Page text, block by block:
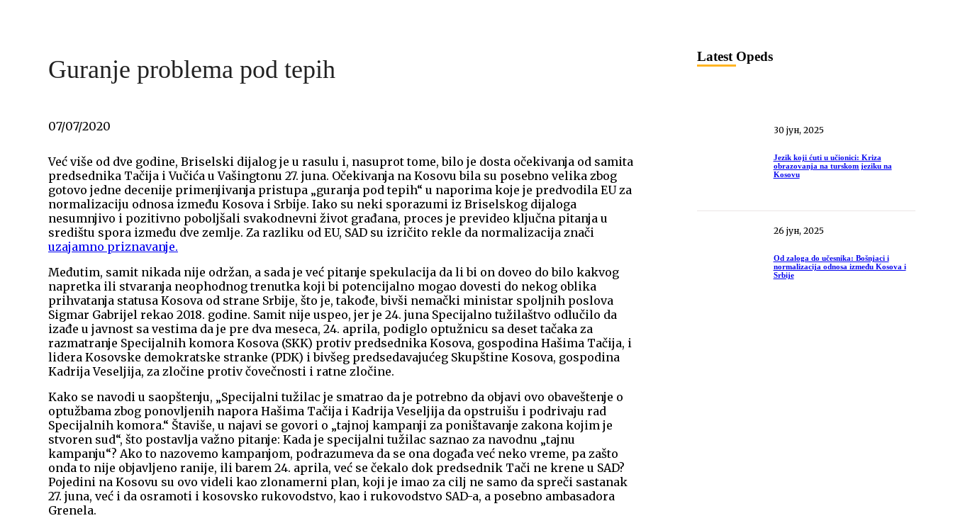
Guranje problema pod tepih
07/07/2020
Već više od dve godine, Briselski dijalog je u rasulu i, nasuprot tome, bilo je dosta očekivanja od samita
predsednika Tačija i Vučića u Vašingtonu 27. juna. Očekivanja na Kosovu bila su posebno velika zbog
gotovo jedne decenije primenjivanja pristupa „guranja pod tepih“ u naporima koje je predvodila EU za
normalizaciju odnosa između Kosova i Srbije. Iako su neki sporazumi iz Briselskog dijaloga
nesumnjivo i pozitivno poboljšali svakodnevni život građana, proces je prevideo ključna pitanja u
središtu spora između dve zemlje. Za razliku od EU, SAD su izričito rekle da normalizacija znači
uzajamno priznavanje.
Međutim, samit nikada nije održan, a sada je već pitanje spekulacija da li bi on doveo do bilo kakvog
napretka ili stvaranja neophodnog trenutka koji bi potencijalno mogao dovesti do nekog oblika
prihvatanja statusa Kosova od strane Srbije, što je, takođe, bivši nemački ministar spoljnih poslova
Sigmar Gabrijel rekao 2018. godine. Samit nije uspeo, jer je 24. juna Specijalno tužilaštvo odlučilo da
izađe u javnost sa vestima da je pre dva meseca, 24. aprila, podiglo optužnicu sa deset tačaka za
razmatranje Specijalnih komora Kosova (SKK) protiv predsednika Kosova, gospodina Hašima Tačija, i
lidera Kosovske demokratske stranke (PDK) i bivšeg predsedavajućeg Skupštine Kosova, gospodina
Kadrija Veseljija, za zločine protiv čovečnosti i ratne zločine.
Kako se navodi u saopštenju, „Specijalni tužilac je smatrao da je potrebno da objavi ovo obaveštenje o
optužbama zbog ponovljenih napora Hašima Tačija i Kadrija Veseljija da opstruišu i podrivaju rad
Specijalnih komora.“ Štaviše, u najavi se govori o „tajnoj kampanji za poništavanje zakona kojim je
stvoren sud“, što postavlja važno pitanje: Kada je specijalni tužilac saznao za navodnu „tajnu
kampanju“? Ako to nazovemo kampanjom, podrazumeva da se ona događa već neko vreme, pa zašto
onda to nije objavljeno ranije, ili barem 24. aprila, već se čekalo dok predsednik Tači ne krene u SAD?
Pojedini na Kosovu su ovo videli kao zlonamerni plan, koji je imao za cilj ne samo da spreči sastanak
27. juna, već i da osramoti i kosovsko rukovodstvo, kao i rukovodstvo SAD-a, a posebno ambasadora
Grenela.
Latest Opeds
30 јун, 2025
Jezik koji ćuti u učionici: Kriza
obrazovanja na turskom jeziku na
Kosovu
26 јун, 2025
Od zaloga do učesnika: Bošnjaci i
normalizacija odnosa između Kosova i
Srbije